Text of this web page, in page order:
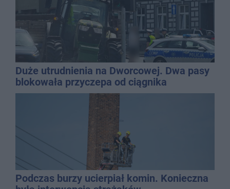
Duże utrudnienia na Dworcowej. Dwa pasy
blokowała przyczepa od ciągnika
Podczas burzy ucierpiał komin. Konieczna